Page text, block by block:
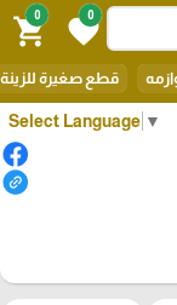
Select Language ▼
0
favorite
0
shopping_cart
قطع صغيرة للزينة